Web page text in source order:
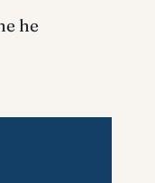
he